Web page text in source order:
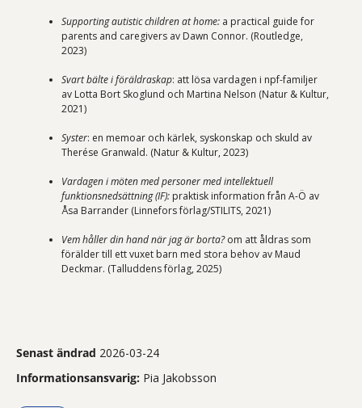
Supporting autistic children at home: a practical guide for
parents and caregivers av Dawn Connor. (Routledge,
2023)
Svart bälte i föräldraskap: att lösa vardagen i npf-familjer
av Lotta Bort Skoglund och Martina Nelson (Natur & Kultur,
2021)
Syster: en memoar och kärlek, syskonskap och skuld av
Therése Granwald. (Natur & Kultur, 2023)
Vardagen i möten med personer med intellektuell
funktionsnedsättning (IF): praktisk information från A-Ö av
Åsa Barrander (Linnefors förlag/STILITS, 2021)
Vem håller din hand när jag är borta?om att åldras som
förälder till ett vuxet barn med stora behov av Maud
Deckmar. (Talluddens förlag, 2025)
Senast ändrad 2026-03-24
Informationsansvarig: Pia Jakobsson